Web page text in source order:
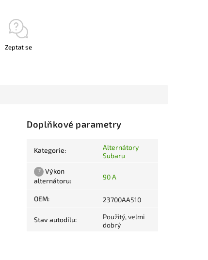
Zeptat se
Doplňkové parametry
Kategorie:
Alternátory
Subaru
? Výkon
alternátoru: 90 A
OEM: 23700AA510
Stav autodílu:
Použitý, velmi
dobrý